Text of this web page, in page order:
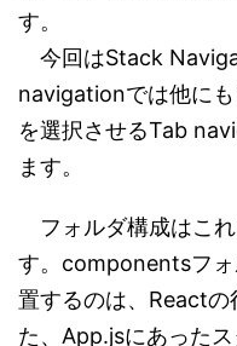
す。
今回はStack
navigationでは他に
を選択させるTab
ます。
フォルダ構成はこ
す。componentsフ
置するのは、Reactの
た、App.jsにあった